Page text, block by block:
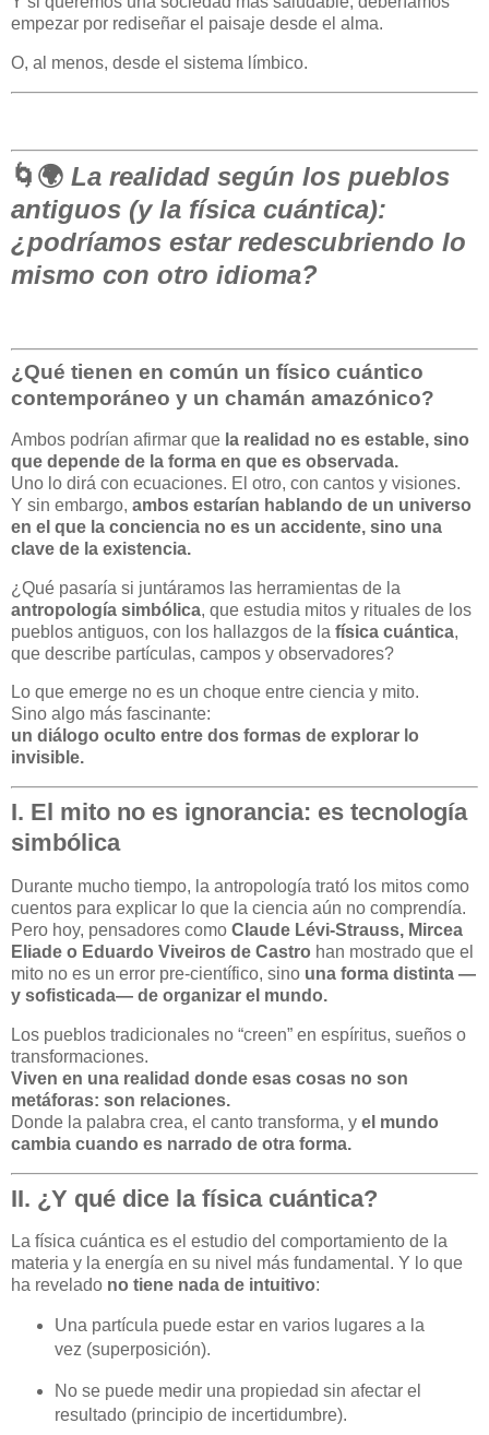
empezar por rediseñar el paisaje desde el alma.
O, al menos, desde el sistema límbico.
🌀🌍 La realidad según los pueblos
antiguos (y la física cuántica):
¿podríamos estar redescubriendo lo
mismo con otro idioma?
¿Qué tienen en común un físico cuántico
contemporáneo y un chamán amazónico?
Ambos podrían afirmar que la realidad no es estable, sino
que depende de la forma en que es observada.
Uno lo dirá con ecuaciones. El otro, con cantos y visiones.
Y sin embargo, ambos estarían hablando de un universo
en el que la conciencia no es un accidente, sino una
clave de la existencia.
¿Qué pasaría si juntáramos las herramientas de la
antropología simbólica, que estudia mitos y rituales de los
pueblos antiguos, con los hallazgos de la física cuántica,
que describe partículas, campos y observadores?
Lo que emerge no es un choque entre ciencia y mito.
Sino algo más fascinante:
un diálogo oculto entre dos formas de explorar lo
invisible.
I. El mito no es ignorancia: es tecnología
simbólica
Durante mucho tiempo, la antropología trató los mitos como
cuentos para explicar lo que la ciencia aún no comprendía.
Pero hoy, pensadores como Claude Lévi-Strauss, Mircea
Eliade o Eduardo Viveiros de Castro han mostrado que el
mito no es un error pre-científico, sino una forma distinta —
y sofisticada— de organizar el mundo.
Los pueblos tradicionales no “creen” en espíritus, sueños o
transformaciones.
Viven en una realidad donde esas cosas no son
metáforas: son relaciones.
Donde la palabra crea, el canto transforma, y el mundo
cambia cuando es narrado de otra forma.
II. ¿Y qué dice la física cuántica?
La física cuántica es el estudio del comportamiento de la
materia y la energía en su nivel más fundamental. Y lo que
ha revelado no tiene nada de intuitivo:
Una partícula puede estar en varios lugares a la
vez (superposición).
No se puede medir una propiedad sin afectar el
resultado (principio de incertidumbre).